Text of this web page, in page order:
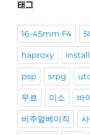
태그
16-45mm F4
haproxy install
psp srpg
무료 미소 바
비주얼베이직